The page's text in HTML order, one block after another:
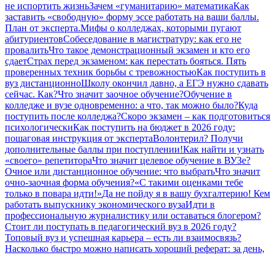
не испортить жизньЗачем «гуманитарию» математикаКак
заставить «свободную» форму эссе работать на ваши баллы.
План от эксперта.Мифы о колледжах, которыми пугают
абитуриентовСобеседование в магистратуру: как его не
провалитьЧто такое демонстрационный экзамен и кто его
сдаетСтрах перед экзаменом: как перестать бояться. Пять
проверенных техник борьбы с тревожностьюКак поступить в
вуз дистанционноШколу окончил давно, а ЕГЭ нужно сдавать
сейчас. Как?Что значит заочное обучение?Обучение в
колледже и вузе одновременно: а что, так можно было?Куда
поступить после колледжа?Скоро экзамен – как подготовиться
психологическиКак поступить на бюджет в 2026 году:
пошаговая инструкция от экспертаВолонтерил? Получи
дополнительные баллы при поступлении!Как найти и узнать
«своего» репетитораЧто значит целевое обучение в ВУЗе?
Очное или дистанционное обучение: что выбратьЧто значит
очно-заочная форма обучения?«С такими оценками тебе
только в повара идти!»Да не пойду я в вашу бухгалтерию! Кем
работать выпускнику экономического вузаИдти в
профессиональную журналистику или оставаться блогером?
Стоит ли поступать в педагогический вуз в 2026 году?
Топовый вуз и успешная карьера – есть ли взаимосвязь?
Насколько быстро можно написать хороший реферат: за день,